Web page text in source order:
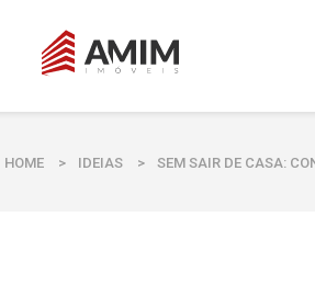
HOME > IDEIAS > SEM SAIR DE CASA: